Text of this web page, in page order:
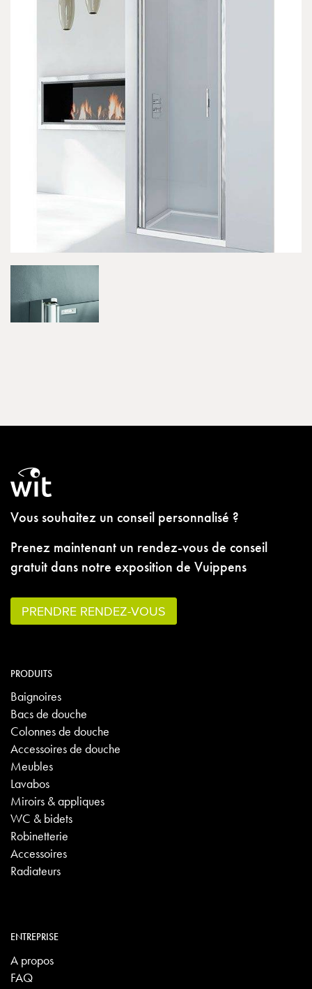
Vous souhaitez un conseil personnalisé ?
Prenez maintenant un rendez-vous de conseil
gratuit dans notre exposition de Vuippens
PRENDRE RENDEZ-VOUS
PRODUITS
Baignoires
Bacs de douche
Colonnes de douche
Accessoires de douche
Meubles
Lavabos
Miroirs & appliques
WC & bidets
Robinetterie
Accessoires
Radiateurs
ENTREPRISE
A propos
FAQ